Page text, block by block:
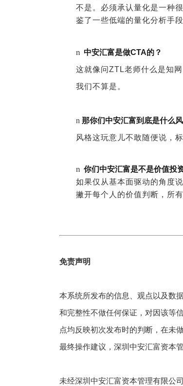
不是。必须承认量化是一种
鉴了一些低端的量化分析手
n 中安汇富是做CTA的？
这就像问ZTL老师什么是知
我们不算是。
n 那你们中安汇富到底是什么
风格这玩意儿不敢随便说，
n 你们中安汇富是不是价值投
如果仅从基本面驱动的角度
撇开每个人的价值判断，所
免责声明
本系统所发布的信息、观点以及数
和完整性不做任何保证，对因该等
点均反映初次发布时的判断，在未
最终操作建议，深圳中安汇富资本
未经深圳中安汇富资本管理有限公